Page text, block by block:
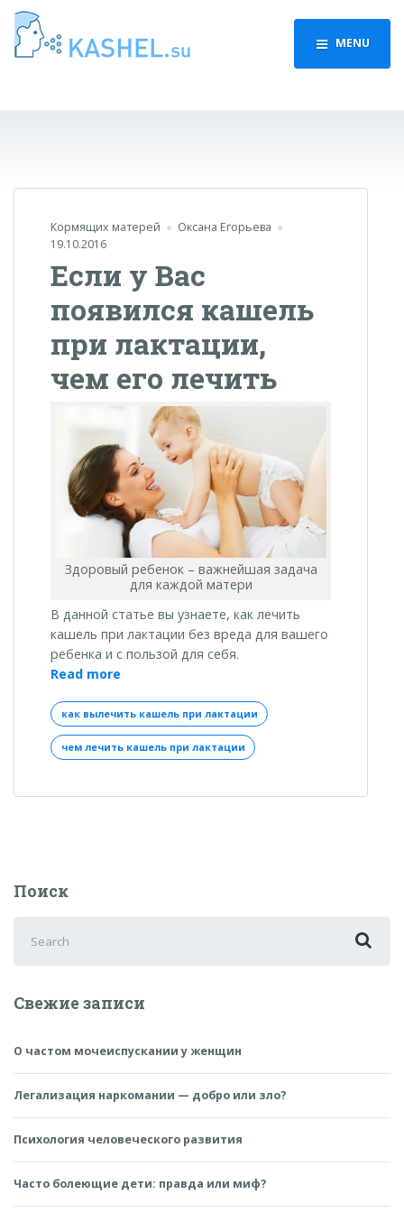
MENU
Кормящих матерей
Оксана Егорьева
19.10.2016
Если у Вас
появился кашель
при лактации,
чем его лечить
Здоровый ребенок – важнейшая задача
для каждой матери
В данной статье вы узнаете, как лечить
кашель при лактации без вреда для вашего
ребенка и с пользой для себя.
Read more
Вас
появился
кашель
лактации,
как вылечить кашель при лактации
чем лечить кашель при лактации
Поиск
for:
Свежие записи
О частом мочеиспускании у женщин
Легализация наркомании — добро или зло?
Психология человеческого развития
Часто болеющие дети: правда или миф?